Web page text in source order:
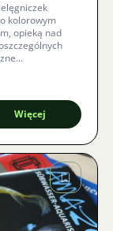
kolorowym
opieką nad
rozmnażaniu i
dla
Więcej